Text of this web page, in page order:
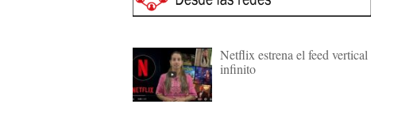
Netflix estrena el feed vertical
infinito